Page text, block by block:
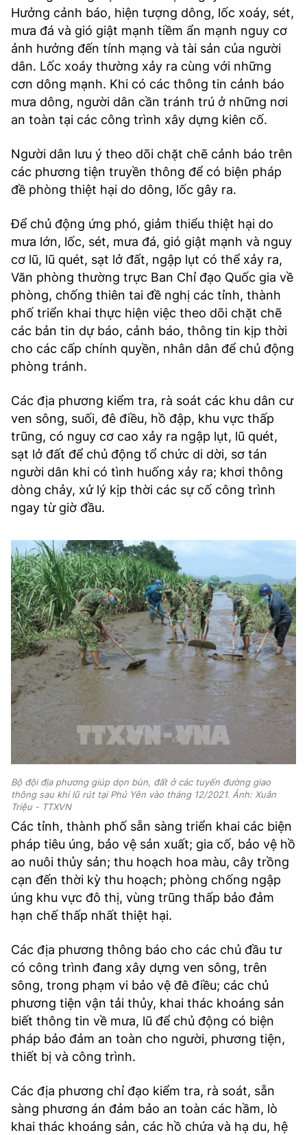
Hưởng cảnh báo, hiện tượng dông, lốc xoáy, sét,
mưa đá và gió giật mạnh tiềm ẩn mạnh nguy cơ
ảnh hưởng đến tính mạng và tài sản của người
dân. Lốc xoáy thường xảy ra cùng với những
cơn dông mạnh. Khi có các thông tin cảnh báo
mưa dông, người dân cần tránh trú ở những nơi
an toàn tại các công trình xây dựng kiên cố.
Người dân lưu ý theo dõi chặt chẽ cảnh báo trên
các phương tiện truyền thông để có biện pháp
đề phòng thiệt hại do dông, lốc gây ra.
Để chủ động ứng phó, giảm thiểu thiệt hại do
mưa lớn, lốc, sét, mưa đá, gió giật mạnh và nguy
cơ lũ, lũ quét, sạt lở đất, ngập lụt có thể xảy ra,
Văn phòng thường trực Ban Chỉ đạo Quốc gia về
phòng, chống thiên tai đề nghị các tỉnh, thành
phố triển khai thực hiện việc theo dõi chặt chẽ
các bản tin dự báo, cảnh báo, thông tin kịp thời
cho các cấp chính quyền, nhân dân để chủ động
phòng tránh.
Các địa phương kiểm tra, rà soát các khu dân cư
ven sông, suối, đê điều, hồ đập, khu vực thấp
trũng, có nguy cơ cao xảy ra ngập lụt, lũ quét,
sạt lở đất để chủ động tổ chức di dời, sơ tán
người dân khi có tình huống xảy ra; khơi thông
dòng chảy, xử lý kịp thời các sự cố công trình
ngay từ giờ đầu.
Bộ đội địa phương giúp dọn bùn, đất ở các tuyến đường giao
thông sau khi lũ rút tại Phú Yên vào tháng 12/2021. Ảnh: Xuân
Triệu - TTXVN
Các tỉnh, thành phố sẵn sàng triển khai các biện
pháp tiêu úng, bảo vệ sản xuất; gia cố, bảo vệ hồ
ao nuôi thủy sản; thu hoạch hoa màu, cây trồng
cạn đến thời kỳ thu hoạch; phòng chống ngập
úng khu vực đô thị, vùng trũng thấp bảo đảm
hạn chế thấp nhất thiệt hại.
Các địa phương thông báo cho các chủ đầu tư
có công trình đang xây dựng ven sông, trên
sông, trong phạm vi bảo vệ đê điều; các chủ
phương tiện vận tải thủy, khai thác khoáng sản
biết thông tin về mưa, lũ để chủ động có biện
pháp bảo đảm an toàn cho người, phương tiện,
thiết bị và công trình.
Các địa phương chỉ đạo kiểm tra, rà soát, sẵn
sàng phương án đảm bảo an toàn các hầm, lò
khai thác khoáng sản, các hồ chứa và hạ du, hệ